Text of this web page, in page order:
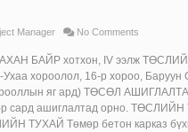
Manager No Comments
БАЙР хотхон, IV ээлж
Ухаа хороолол, 16-р хороо, Баруун
яг ард) ТӨСӨЛ
сард ашиглалтад орно.
ТУХАЙ Төмөр бетон карказ